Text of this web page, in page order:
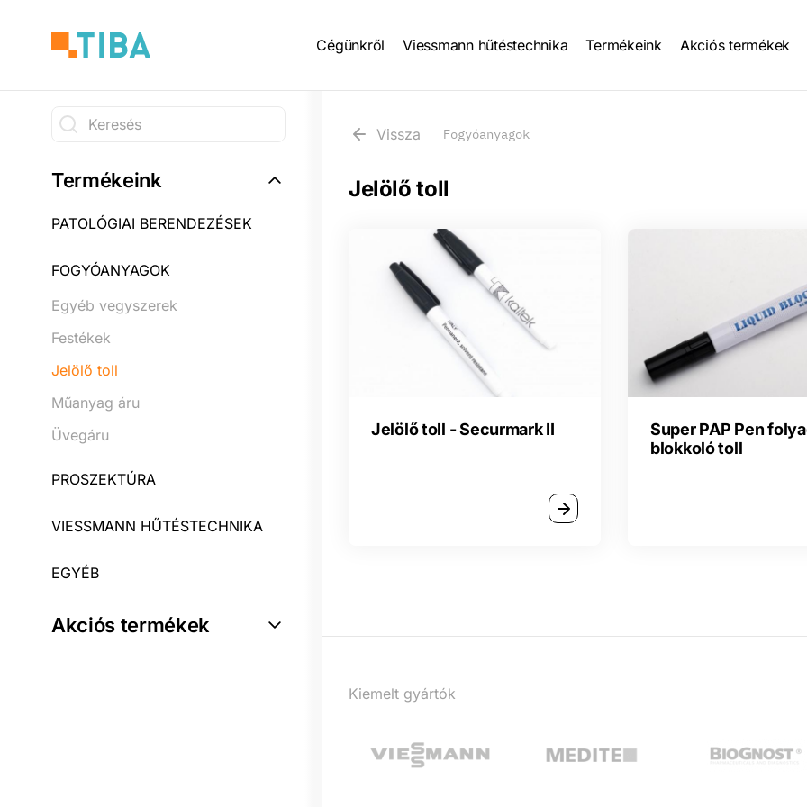
tartalomra
Main
Cégünkről Viessmann hűtéstechnika Termékeink Akciós termékek
Keresés
Keresés
Termékeink
PATOLÓGIAI BERENDEZÉSEK
FOGYÓANYAGOK
Egyéb vegyszerek
Festékek
Jelölő toll
Műanyag áru
Üvegáru
PROSZEKTÚRA
VIESSMANN HŰTÉSTECHNIKA
EGYÉB
Akciós termékek
Vissza Fogyóanyagok
Jelölő toll
Jelölő toll - Securmark II
Super PAP Pen
blokkoló toll
Kiemelt gyártók